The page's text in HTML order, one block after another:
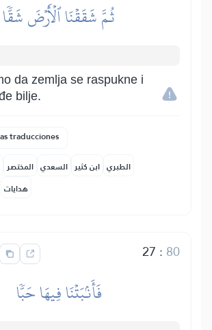
ثُمَّ شَقَقۡنَا ٱلۡأَرۡضَ شَقّٗا
da zemlja se raspukne i
bilje.
traducciones
المختصر السعدي ابن كثير الطبري
هدايات
27 : 80
فَأَنۢبَتۡنَا فِيهَا حَبّٗا